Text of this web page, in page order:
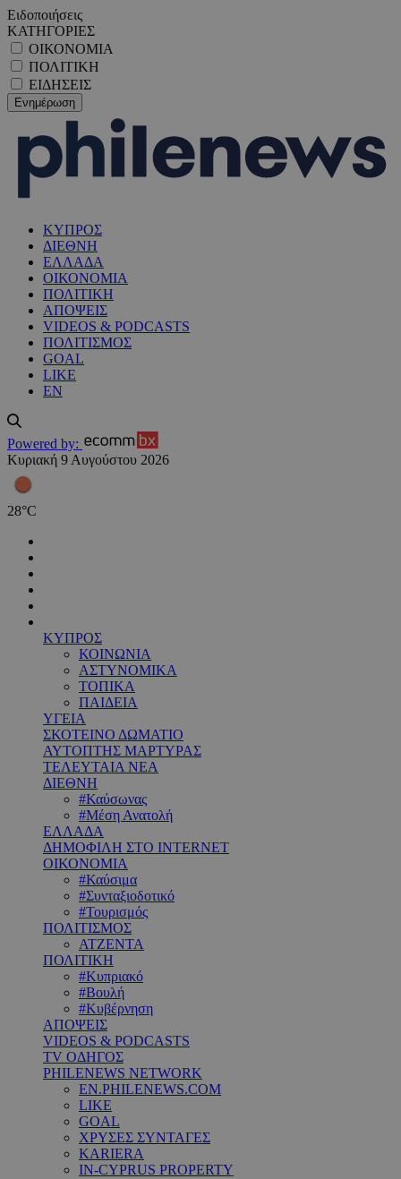
Ειδοποιήσεις
ΚΑΤΗΓΟΡΙΕΣ
ΟΙΚΟΝΟΜΙΑ
ΠΟΛΙΤΙΚΗ
ΕΙΔΗΣΕΙΣ
ΚΥΠΡΟΣ
ΔΙΕΘΝΗ
ΕΛΛΑΔΑ
ΟΙΚΟΝΟΜΙΑ
ΠΟΛΙΤΙΚΗ
ΑΠΟΨΕΙΣ
VIDEOS & PODCASTS
ΠΟΛΙΤΙΣΜΟΣ
GOAL
LIKE
EN
Powered by:
Κυριακή 9 Αυγούστου 2026
28°C
ΚΥΠΡΟΣ
ΚΟΙΝΩΝΙΑ
ΑΣΤΥΝΟΜΙΚΑ
ΤΟΠΙΚΑ
ΠΑΙΔΕΙΑ
ΥΓΕΙΑ
ΣΚΟΤΕΙΝΟ ΔΩΜΑΤΙΟ
ΑΥΤΟΠΤΗΣ ΜΑΡΤΥΡΑΣ
ΤΕΛΕΥΤΑΙΑ ΝΕΑ
ΔΙΕΘΝΗ
#Καύσωνας
#Μέση Ανατολή
ΕΛΛΑΔΑ
ΔΗΜΟΦΙΛΗ ΣΤΟ INTERNET
ΟΙΚΟΝΟΜΙΑ
#Καύσιμα
#Συνταξιοδοτικό
#Τουρισμός
ΠΟΛΙΤΙΣΜΟΣ
ΑΤΖΕΝΤΑ
ΠΟΛΙΤΙΚΗ
#Κυπριακό
#Βουλή
#Κυβέρνηση
ΑΠΟΨΕΙΣ
VIDEOS & PODCASTS
TV ΟΔΗΓΟΣ
PHILENEWS NETWORK
EN.PHILENEWS.COM
LIKE
GOAL
ΧΡΥΣΕΣ ΣΥΝΤΑΓΕΣ
KARIERA
IN-CYPRUS PROPERTY